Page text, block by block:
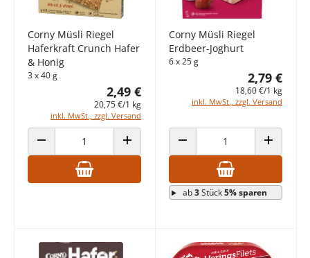
Corny Müsli Riegel
Haferkraft Crunch Hafer
& Honig
3 x 40 g
2,49 €
20,75 €/1 kg
inkl. MwSt., zzgl. Versand
ANZAHL VERRINGERN ANZAHL ERHÖHEN
Corny Müsli Riegel
Erdbeer-Joghurt
6 x 25 g
2,79 €
18,60 €/1 kg
inkl. MwSt., zzgl. Versand
ANZAHL VERRINGERN ANZAHL
ab3Stück5% sparen